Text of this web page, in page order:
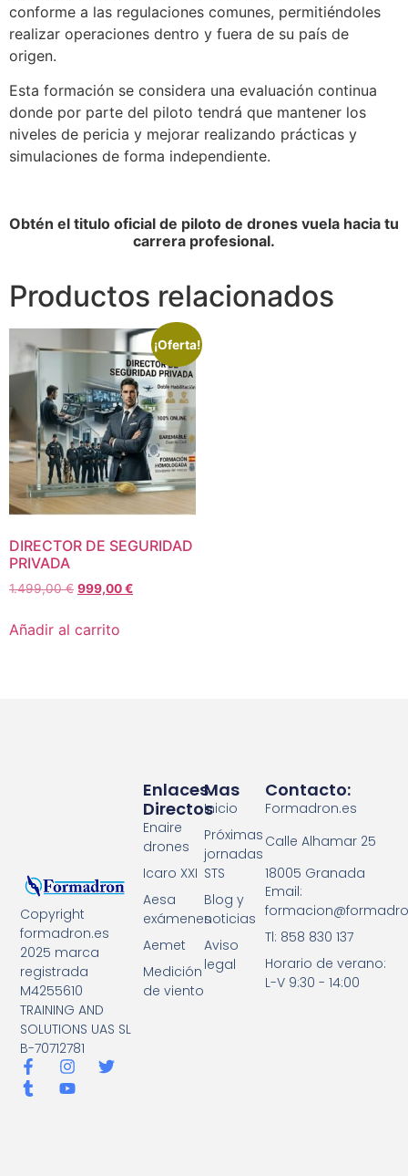
conforme a las regulaciones comunes, permitiéndoles
realizar operaciones dentro y fuera de su país de
origen.
Esta formación se considera una evaluación continua
donde por parte del piloto tendrá que mantener los
niveles de pericia y mejorar realizando prácticas y
simulaciones de forma independiente.
Obtén el titulo oficial de piloto de drones vuela hacia tu
carrera profesional.
Productos relacionados
¡Oferta!
DIRECTOR DE SEGURIDAD
PRIVADA
1.499,00€ 999,00€
Añadir al carrito
Copyright
formadron.es
2025 marca
registrada
M4255610
TRAINING AND
SOLUTIONS UAS SL
B-70712781
Mas
Inicio
Próximas
jornadas
STS
Blog y
noticias
Aviso
legal
Enlaces
Directos
Enaire
drones
Icaro XXI
Aesa
exámenes
Aemet
Medición
de viento
Contacto:
Formadron.es
Calle Alhamar 25
18005 Granada
Email:
Tl: 858 830 137
Horario de verano:
L-V 9:30 - 14:00